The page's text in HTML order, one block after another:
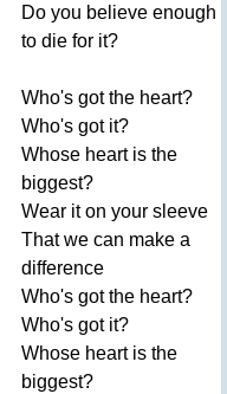
Do you believe enough
to die for it?
Who's got the heart?
Who's got it?
Whose heart is the
biggest?
Wear it on your sleeve
That we can make a
difference
Who's got the heart?
Who's got it?
Whose heart is the
biggest?